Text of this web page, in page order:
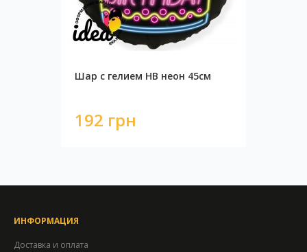
Шар с гелием HB неон 45см
192 грн
ИНФОРМАЦИЯ
Доставка и оплата